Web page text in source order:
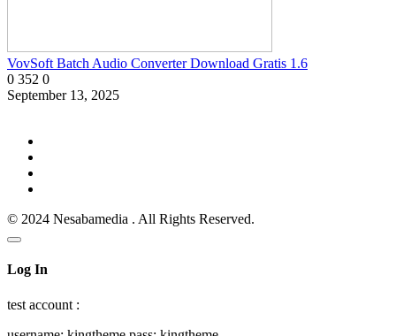
VovSoft Batch Audio Converter Download Gratis 1.6
0 352 0
September 13, 2025
© 2024 Nesabamedia . All Rights Reserved.
Log In
test account :